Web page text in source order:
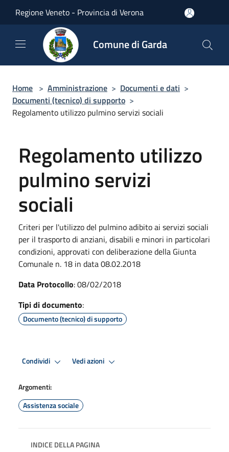
Regione Veneto - Provincia di Verona
Comune di Garda
Home > Amministrazione > Documenti e dati >
Documenti (tecnico) di supporto >
Regolamento utilizzo pulmino servizi sociali
Regolamento utilizzo
pulmino servizi
sociali
Criteri per l'utilizzo del pulmino adibito ai servizi sociali
per il trasporto di anziani, disabili e minori in particolari
condizioni, approvati con deliberazione della Giunta
Comunale n. 18 in data 08.02.2018
Data Protocollo: 08/02/2018
Tipi di documento:
Documento (tecnico) di supporto
Condividi Vedi azioni
Argomenti:
Assistenza sociale
INDICE DELLA PAGINA